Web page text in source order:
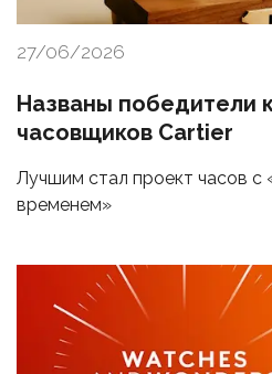
27/06/2026
Названы победители
часовщиков Cartier
Лучшим стал проект часов
временем»